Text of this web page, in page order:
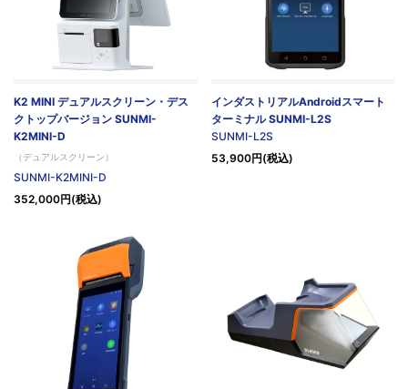
K2 MINI デュアルスクリーン・デス
クトップバージョン SUNMI-
K2MINI-D
（デュアルスクリーン）
SUNMI-K2MINI-D
352,000円(税込)
インダストリアルAndroidスマート
ターミナル SUNMI-L2S
SUNMI-L2S
53,900円(税込)